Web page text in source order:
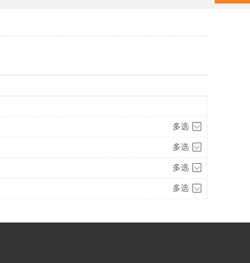
多选
多选
多选
多选